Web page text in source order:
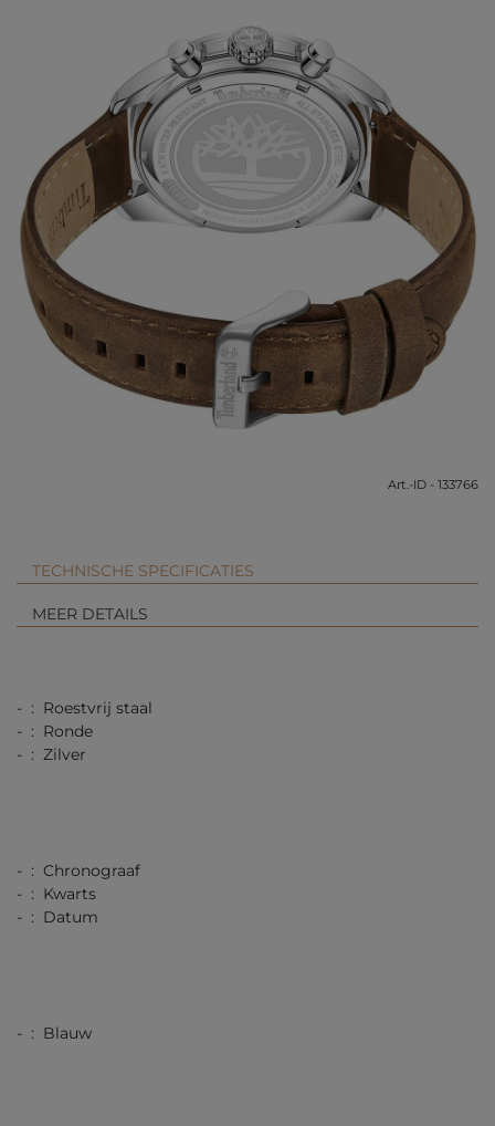
Art.-ID - 133766
TECHNISCHE SPECIFICATIES
MEER DETAILS
- : Roestvrij staal
- : Ronde
- : Zilver
- : Chronograaf
- : Kwarts
- : Datum
- : Blauw